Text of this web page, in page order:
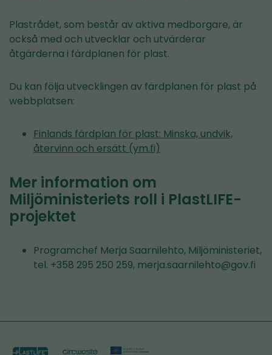
Plastrådet, som består av aktiva medborgare, är
också med och utvecklar och utvärderar
åtgärderna i färdplanen för plast.
Du kan följa utvecklingen av färdplanen för plast på
webbplatsen:
Finlands färdplan för plast: Minska, undvik,
återvinn och ersätt (ym.fi)
Mer information om
Miljöministeriets roll i PlastLIFE-
projektet
Programchef Merja Saarnilehto, Miljöministeriet,
tel. +358 295 250 259, merja.saarnilehto@gov.fi